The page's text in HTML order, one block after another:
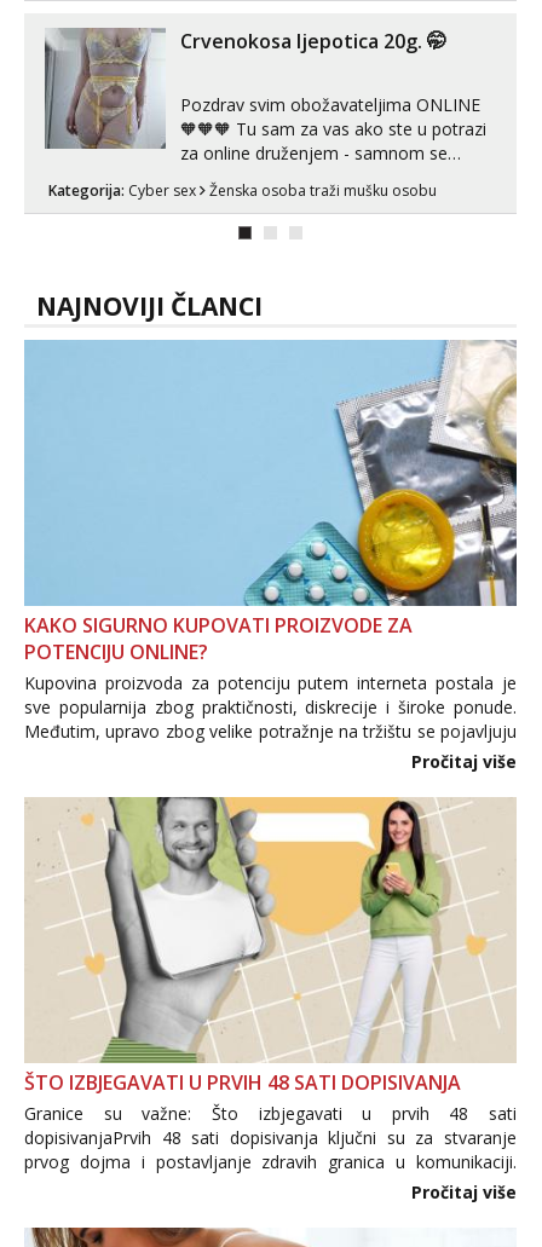
Crvenokosa ljepotica 20g. 🤭
Pozdrav svim obožavateljima ONLINE
🧡🧡🧡 Tu sam za vas ako ste u potrazi
za online druženjem - samnom se
možete zabaviti preko videopoziva, ili
ako vam nisam dovoljna radim i u paru i
trojci s kolegicama, svaka je drugačija
Kategorija: Cyber sex Ženska osoba traži mušku osobu
NAJNOVIJI ČLANCI
KAKO SIGURNO KUPOVATI PROIZVODE ZA
POTENCIJU ONLINE?
Kupovina proizvoda za potenciju putem interneta postala je
sve popularnija zbog praktičnosti, diskrecije i široke ponude.
Međutim, upravo zbog velike potražnje na tržištu se pojavljuju
i brojni krivotvoreni proizvodi, nepouzdane internetske
Pročitaj više
ŠTO IZBJEGAVATI U PRVIH 48 SATI DOPISIVANJA
Granice su važne: Što izbjegavati u prvih 48 sati
dopisivanjaPrvih 48 sati dopisivanja ključni su za stvaranje
prvog dojma i postavljanje zdravih granica u komunikaciji.
Važno je izbjeći prebrzo otkrivanje osobnih ili intimnih
informacija, jer nepoznata osoba još nije zaslužila to
povjerenje. Takođe...
Pročitaj više